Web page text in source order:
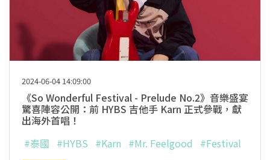
2024-06-04 14:09:00
《So Wonderful Festival - Prelude No.2》音樂盛宴
驚喜陣容公開：前 HYBS 吉他手 Karn 正式參戰，獻
出海外首唱！
#泰國 #HYBS #Karn #Mr. Feelgood #Festival